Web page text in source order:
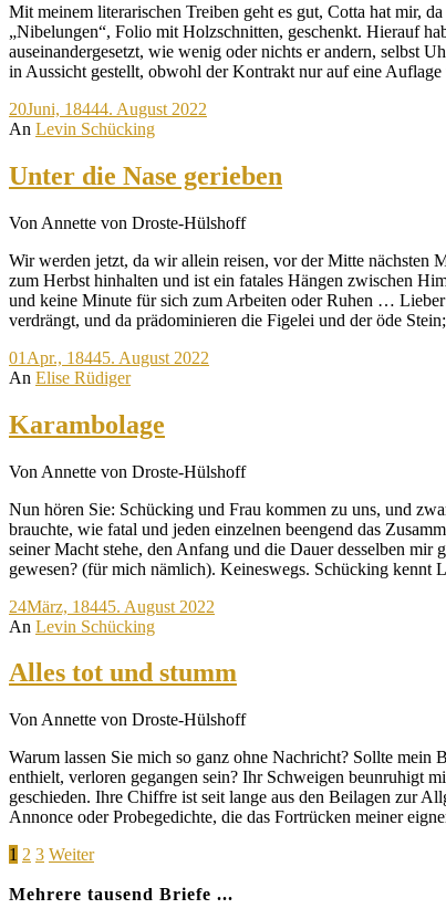
Mit meinem literarischen Treiben geht es gut, Cotta hat mir,
„Nibelungen“, Folio mit Holzschnitten, geschenkt. Hierauf
auseinandergesetzt, wie wenig oder nichts er andern, selbst
in Aussicht gestellt, obwohl der Kontrakt nur auf eine
20Juni, 18444. August 2022
An Levin Schücking
Unter die Nase gerieben
Von Annette von Droste-Hülshoff
Wir werden jetzt, da wir allein reisen, vor der Mitte nächsten
zum Herbst hinhalten und ist ein fatales Hängen zwischen
und keine Minute für sich zum Arbeiten oder Ruhen … Lieber
verdrängt, und da prädominieren die Figelei und der öde
01 Apr., 18445. August 2022
An Elise Rüdiger
Karambolage
Von Annette von Droste-Hülshoff
Nun hören Sie: Schücking und Frau kommen zu uns, und
brauchte, wie fatal und jeden einzelnen beengend das
seiner Macht stehe, den Anfang und die Dauer desselben mir
gewesen? (für mich nämlich). Keineswegs. Schücking
24März, 18445. August 2022
An Levin Schücking
Alles tot und stumm
Von Annette von Droste-Hülshoff
Warum lassen Sie mich so ganz ohne Nachricht? Sollte
enthielt, verloren gegangen sein? Ihr Schweigen beunruhigt
geschieden. Ihre Chiffre ist seit lange aus den Beilagen zur
Annonce oder Probegedichte, die das Fortrücken meiner
Seitennummerierung
der
Page
1 Page
2 Page
3 Weiter
Mehrere tausend Briefe ...